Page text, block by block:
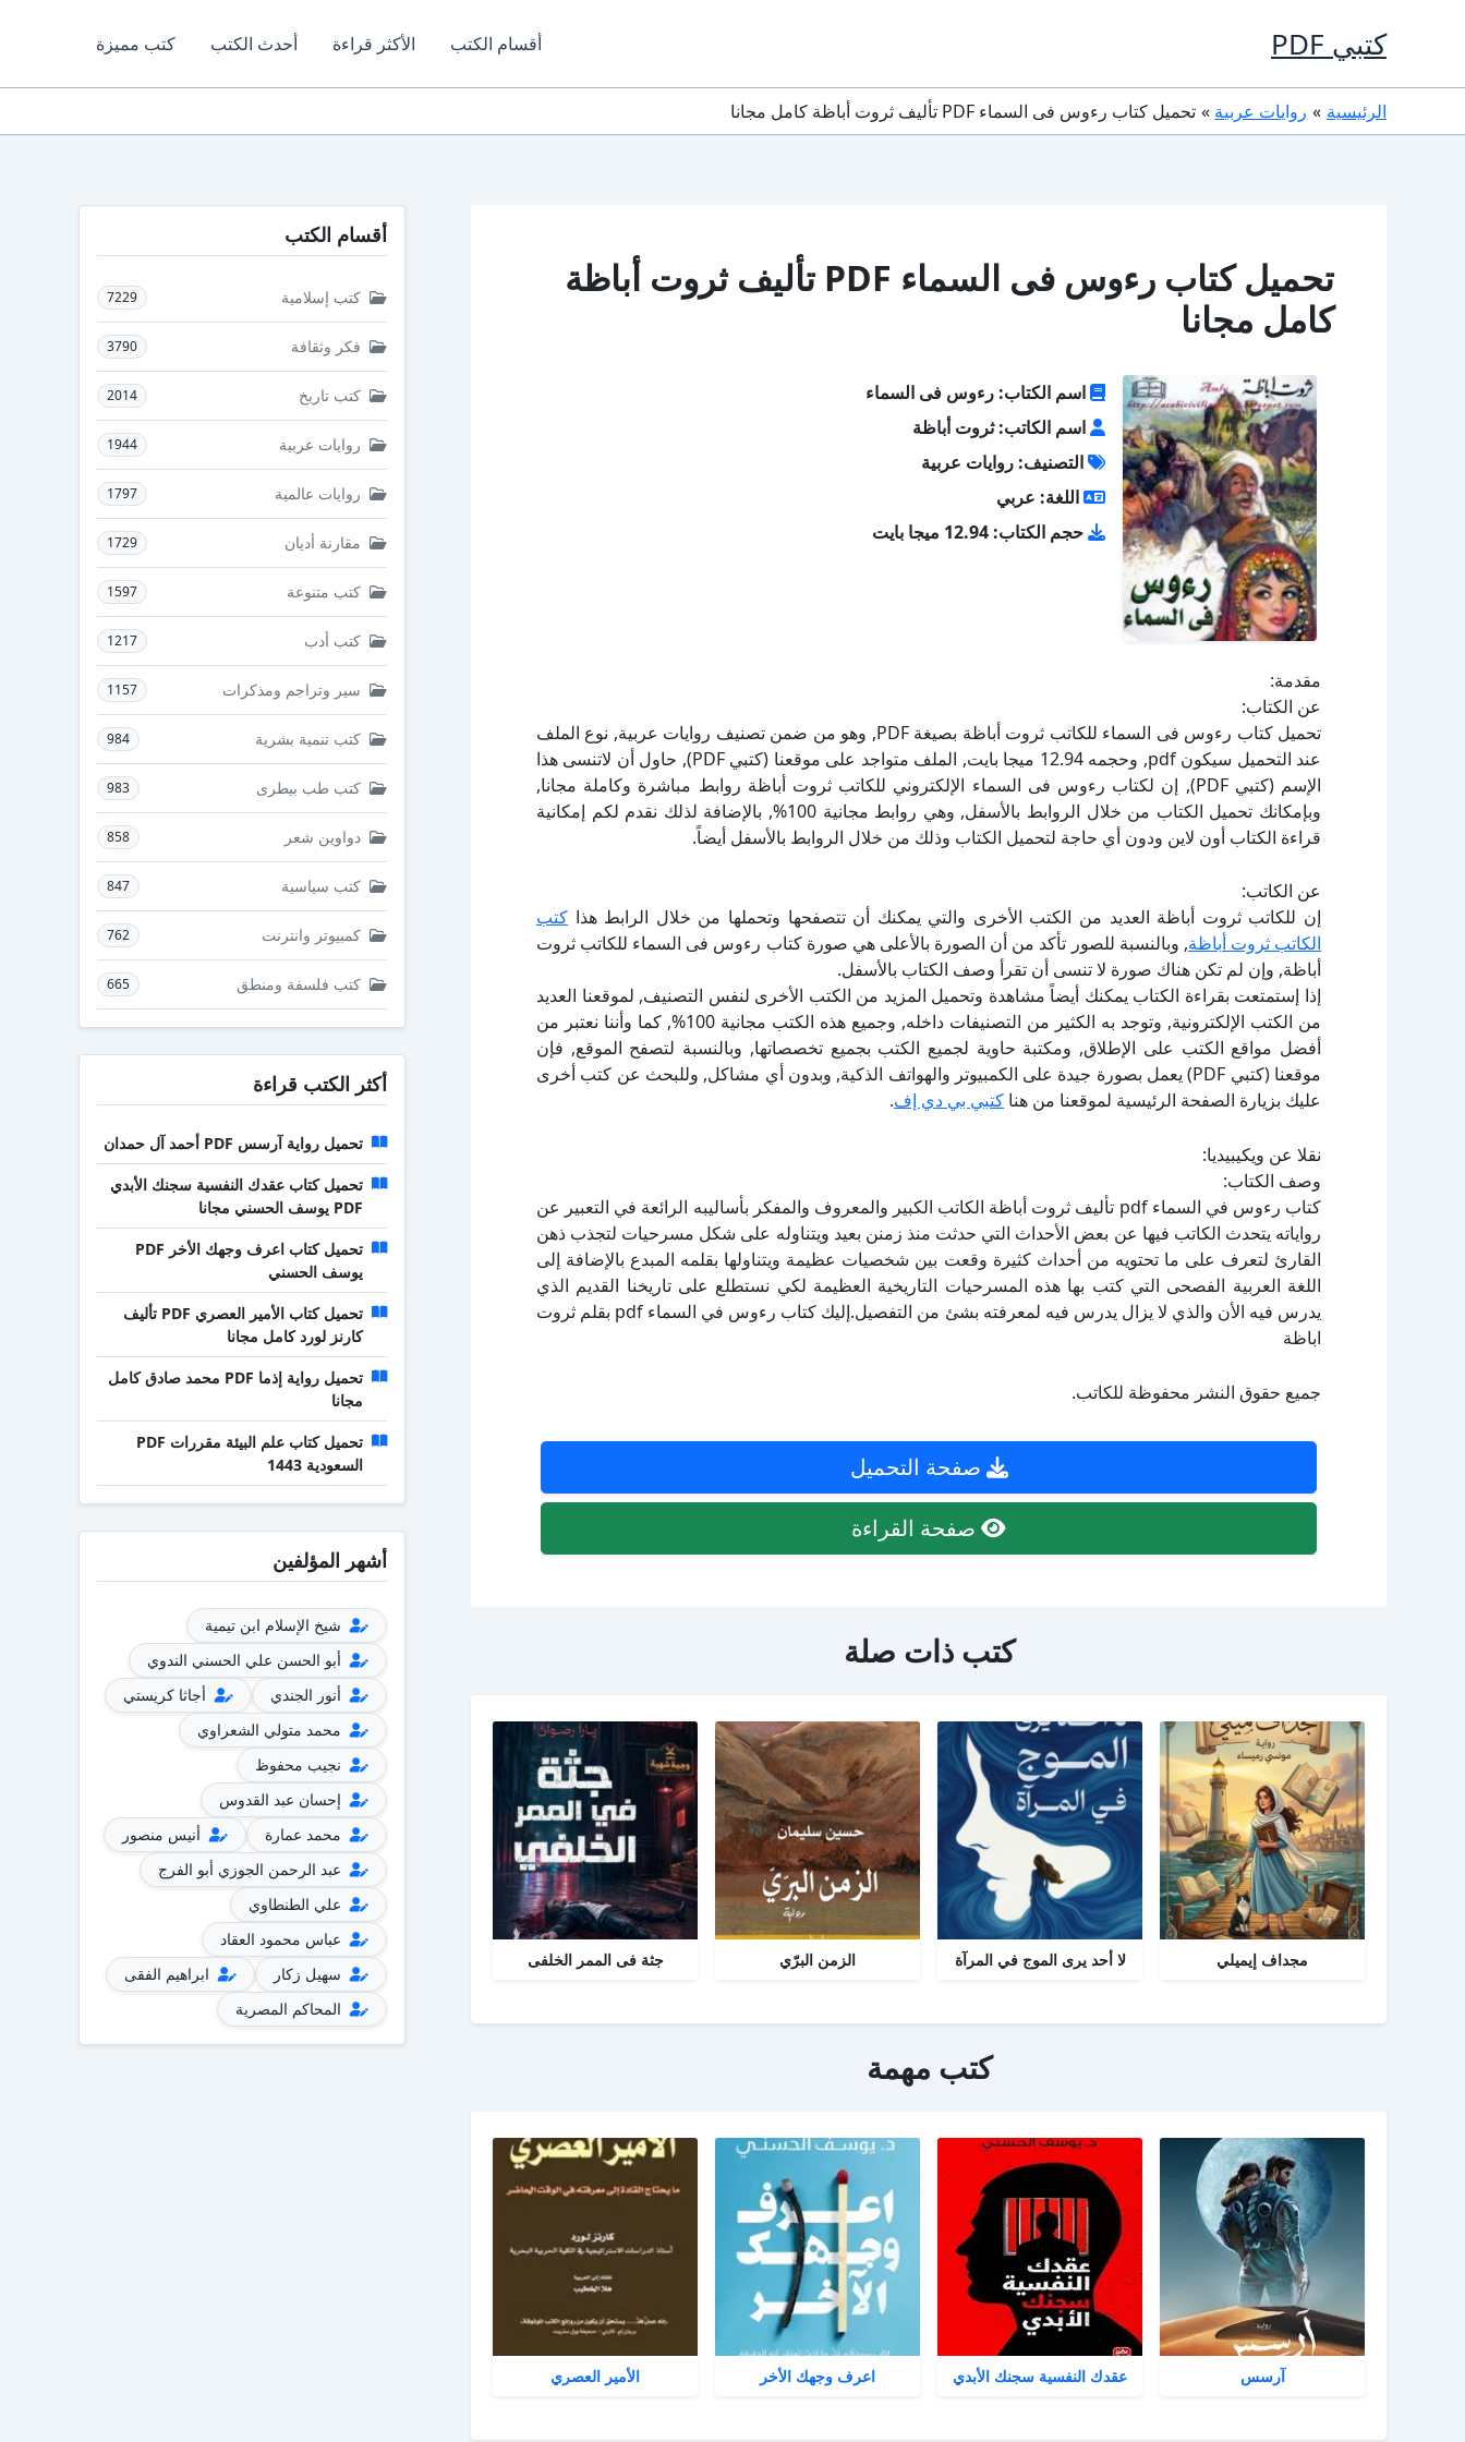
كتبي PDF أقسام الكتب الأكثر قراءة أحدث الكتب كتب مميزة
الرئيسية روايات عربية تحميل كتاب رءوس فى السماء PDF تأليف ثروت أباظة كامل مجانا
تحميل كتاب رءوس فى السماء PDF تأليف ثروت أباظة
كامل مجانا
اسم الكتاب: رءوس فى السماء
اسم الكاتب: ثروت أباظة
التصنيف: روايات عربية
اللغة: عربي
حجم الكتاب: 12.94 ميجا بايت
مقدمة:
عن الكتاب:
تحميل كتاب رءوس فى السماء للكاتب ثروت أباظة بصيغة PDF, وهو من ضمن تصنيف روايات عربية, نوع الملف
عند التحميل سيكون pdf, وحجمه 12.94 ميجا بايت, الملف متواجد على موقعنا (كتبي PDF), حاول أن لاتنسى هذا
الإسم (كتبي PDF), إن لكتاب رءوس فى السماء الإلكتروني للكاتب ثروت أباظة روابط مباشرة وكاملة مجانا,
وبإمكانك تحميل الكتاب من خلال الروابط بالأسفل, وهي روابط مجانية 100%, بالإضافة لذلك نقدم لكم إمكانية
قراءة الكتاب أون لاين ودون أي حاجة لتحميل الكتاب وذلك من خلال الروابط بالأسفل أيضاً.
عن الكاتب:
إن للكاتب ثروت أباظة العديد من الكتب الأخرى والتي يمكنك أن تتصفحها وتحملها من خلال الرابط هذا كتب
الكاتب ثروت أباظة, وبالنسبة للصور تأكد من أن الصورة بالأعلى هي صورة كتاب رءوس فى السماء للكاتب ثروت
أباظة, وإن لم تكن هناك صورة لا تنسى أن تقرأ وصف الكتاب بالأسفل.
إذا إستمتعت بقراءة الكتاب يمكنك أيضاً مشاهدة وتحميل المزيد من الكتب الأخرى لنفس التصنيف, لموقعنا العديد
من الكتب الإلكترونية, وتوجد به الكثير من التصنيفات داخله, وجميع هذه الكتب مجانية 100%, كما وأننا نعتبر من
أفضل مواقع الكتب على الإطلاق, ومكتبة حاوية لجميع الكتب بجميع تخصصاتها, وبالنسبة لتصفح الموقع, فإن
موقعنا (كتبي PDF) يعمل بصورة جيدة على الكمبيوتر والهواتف الذكية, وبدون أي مشاكل, وللبحث عن كتب أخرى
عليك بزيارة الصفحة الرئيسية لموقعنا من هنا كتبي بي دي إف.
نقلا عن ويكيبيديا:
وصف الكتاب:
كتاب رءوس في السماء pdf تأليف ثروت أباظة الكاتب الكبير والمعروف والمفكر بأساليبه الرائعة في التعبير عن
رواياته يتحدث الكاتب فيها عن بعض الأحداث التي حدثت منذ زمنن بعيد ويتناوله على شكل مسرحيات لتجذب ذهن
القارئ لتعرف على ما تحتويه من أحداث كثيرة وقعت بين شخصيات عظيمة ويتناولها بقلمه المبدع بالإضافة إلى
اللغة العربية الفصحى التي كتب بها هذه المسرحيات التاريخية العظيمة لكي نستطلع على تاريخنا القديم الذي
يدرس فيه الأن والذي لا يزال يدرس فيه لمعرفته بشئ من التفصيل.إليك كتاب رءوس في السماء pdf بقلم ثروت
اباظة
جميع حقوق النشر محفوظة للكاتب.
صفحة التحميل
صفحة القراءة
كتب ذات صلة
مجداف إيميلي لا أحد يرى الموج في المرآة الزمن البرّي جثة فى الممر الخلفى
كتب مهمة
آرسس عقدك النفسية سجنك الأبدي اعرف وجهك الأخر الأمير العصري
أقسام الكتب
كتب إسلامية 7229
فكر وثقافة 3790
كتب تاريخ 2014
روايات عربية 1944
روايات عالمية 1797
مقارنة أديان 1729
كتب متنوعة 1597
كتب أدب 1217
سير وتراجم ومذكرات 1157
كتب تنمية بشرية 984
كتب طب بيطرى 983
دواوين شعر 858
كتب سياسية 847
كمبيوتر وانترنت 762
كتب فلسفة ومنطق 665
أكثر الكتب قراءة
تحميل رواية آرسس PDF أحمد آل حمدان
تحميل كتاب عقدك النفسية سجنك الأبدي
PDF يوسف الحسني مجانا
تحميل كتاب اعرف وجهك الأخر PDF
يوسف الحسني
تحميل كتاب الأمير العصري PDF تأليف
كارنز لورد كامل مجانا
تحميل رواية إذما PDF محمد صادق كامل
مجانا
تحميل كتاب علم البيئة مقررات PDF
السعودية 1443
أشهر المؤلفين
شيخ الإسلام ابن تيمية
أبو الحسن علي الحسني الندوي
أنور الجندي
أجاثا كريستي
محمد متولي الشعراوي
نجيب محفوظ
إحسان عبد القدوس
محمد عمارة
أنيس منصور
عبد الرحمن الجوزي أبو الفرج
علي الطنطاوي
عباس محمود العقاد
سهيل زكار
ابراهيم الفقى
المحاكم المصرية